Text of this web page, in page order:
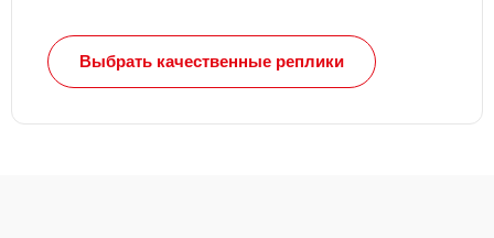
Выбрать качественные реплики